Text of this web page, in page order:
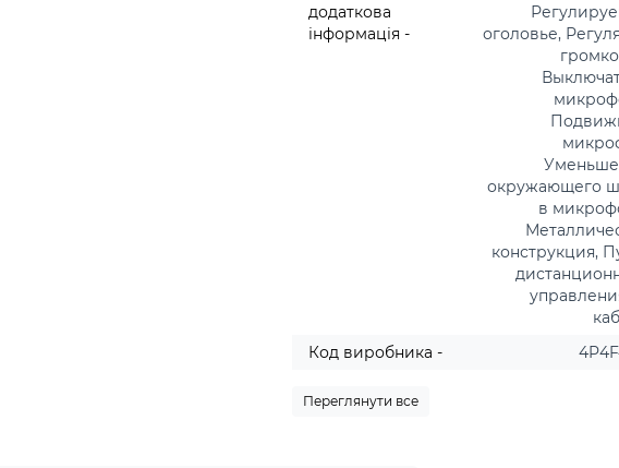
додаткова
інформація -
оголовье,
окружающего
в
конструкция,
Код виробника -
Переглянути все